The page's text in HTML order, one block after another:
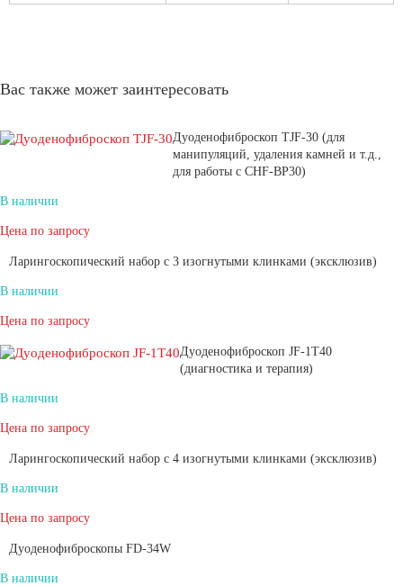
Вас также может заинтересовать
Дуоденофиброскоп TJF-30 (для
манипуляций, удаления камней и т.д.,
для работы с CHF-BP30)
В наличии
Цена по запросу
Ларингоскопический набор с 3 изогнутыми клинками (эксклюзив)
В наличии
Цена по запросу
Дуоденофиброскоп JF-1T40
(диагностика и терапия)
В наличии
Цена по запросу
Ларингоскопический набор с 4 изогнутыми клинками (эксклюзив)
В наличии
Цена по запросу
Дуоденофиброскопы FD-34W
В наличии